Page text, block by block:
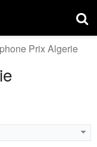
Prix Algerie